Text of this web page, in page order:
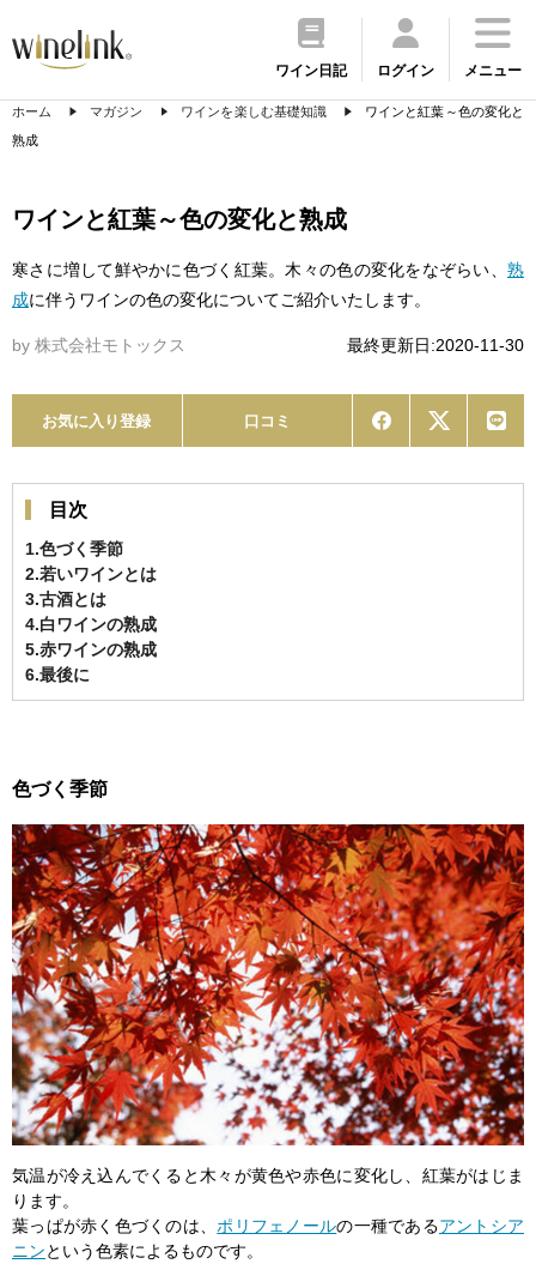
ワイン日記 ログイン メニュー
ホーム マガジン ワインを楽しむ基礎知識
ワインと紅葉～色の変化と
熟成
ワインと紅葉～色の変化と熟成
寒さに増して鮮やかに色づく紅葉。木々の色の変化をなぞらい、 熟
成に伴うワインの色の変化についてご紹介いたします。
by 株式会社モトックス 最終更新日:2020-11-30
お気に入り登録 口コミ
目次
1.色づく季節
2.若いワインとは
3.古酒とは
4.白ワインの熟成
5.赤ワインの熟成
6.最後に
色づく季節
気温が冷え込んでくると木々が黄色や赤色に変化し、紅葉がはじま
ります。
葉っぱが赤く色づくのは、 ポリフェノールの一種であるアントシア
ニンという色素によるものです。